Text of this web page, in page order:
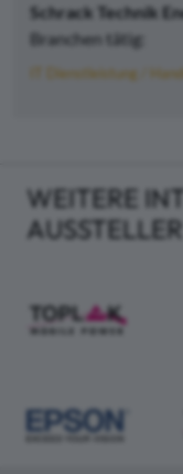
Schrack Technik
Branchen tätig:
IT Dienstleistung /
WEITERE
AUSSTELLER